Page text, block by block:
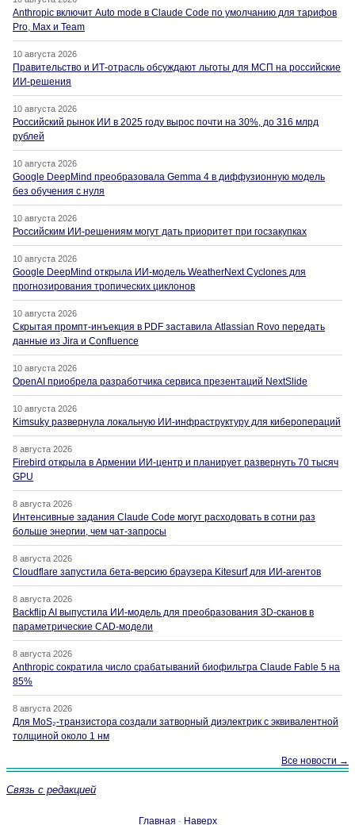
Anthropic включит Auto mode в Claude Code по умолчанию для тарифов
Pro, Max и Team
10 августа 2026
Правительство и ИТ-отрасль обсуждают льготы для МСП на российские
ИИ-решения
10 августа 2026
Российский рынок ИИ в 2025 году вырос почти на 30%, до 316 млрд
рублей
10 августа 2026
Google DeepMind преобразовала Gemma 4 в диффузионную модель
без обучения с нуля
10 августа 2026
Российским ИИ-решениям могут дать приоритет при госзакупках
10 августа 2026
Google DeepMind открыла ИИ-модель WeatherNext Cyclones для
прогнозирования тропических циклонов
10 августа 2026
Скрытая промпт-инъекция в PDF заставила Atlassian Rovo передать
данные из Jira и Confluence
10 августа 2026
OpenAI приобрела разработчика сервиса презентаций NextSlide
10 августа 2026
Kimsuky развернула локальную ИИ-инфраструктуру для киберопераций
8 августа 2026
Firebird открыла в Армении ИИ-центр и планирует развернуть 70 тысяч
GPU
8 августа 2026
Интенсивные задания Claude Code могут расходовать в сотни раз
больше энергии, чем чат-запросы
8 августа 2026
Cloudflare запустила бета-версию браузера Kitesurf для ИИ-агентов
8 августа 2026
Backflip AI выпустила ИИ-модель для преобразования 3D-сканов в
параметрические CAD-модели
8 августа 2026
Anthropic сократила число срабатываний биофильтра Claude Fable 5 на
85%
8 августа 2026
Для MoS₂-транзистора создали затворный диэлектрик с эквивалентной
толщиной около 1 нм
Все новости →
Связь с редакцией
Главная · Наверх